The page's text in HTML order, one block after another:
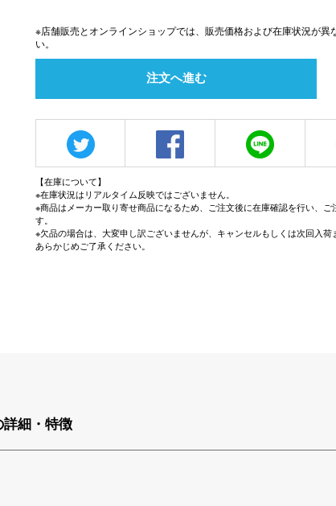
※店舗販売とオンラインショップでは、販売価格および在庫状況が異
い。
注文へ進む
【在庫について】
※在庫状況はリアルタイム反映ではございません。
※商品はメーカー取り寄せ商品になるため、ご注文後に在庫確認を行い、ご
す。
※欠品の場合は、大変申し訳ございませんが、キャンセルもしくは次回入荷
あらかじめご了承ください。
詳細・特徴